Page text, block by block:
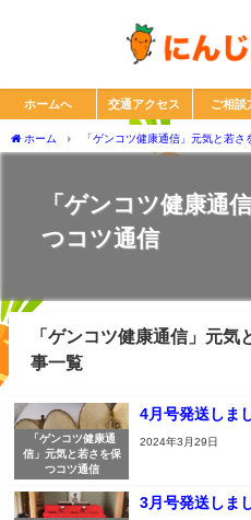
ホームへ 交通アクセス ご相談
ホーム 「ゲンコツ健康通信」元気と若さ
「ゲンコツ健康通
つコツ通信
「ゲンコツ健康通信」元
事一覧
「ゲンコツ健康通
信」元気と若さを保
つコツ通信
4月号発送しま
2024年3月29日
3月号発送しま